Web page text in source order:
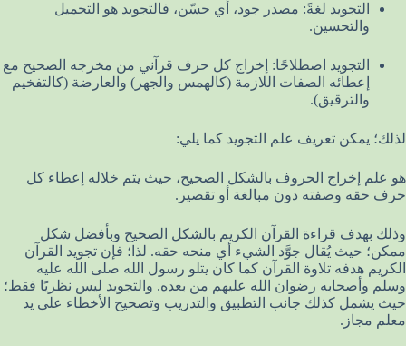
التجويد لغةً: مصدر جود، أي حسّن، فالتجويد هو التجميل
والتحسين.
التجويد اصطلاحًا: إخراج كل حرف قرآني من مخرجه الصحيح مع
إعطائه الصفات اللازمة (كالهمس والجهر) والعارضة (كالتفخيم
والترقيق).
لذلك؛ يمكن تعريف علم التجويد كما يلي:
هو علم إخراج الحروف بالشكل الصحيح، حيث يتم خلاله إعطاء كل
حرف حقه وصفته دون مبالغة أو تقصير.
وذلك بهدف قراءة القرآن الكريم بالشكل الصحيح وبأفضل شكل
ممكن؛ حيث يُقال جوَّد الشيء أي منحه حقه. لذا؛ فإن تجويد القرآن
الكريم هدفه تلاوة القرآن كما كان يتلو رسول الله صلى الله عليه
وسلم وأصحابه رضوان الله عليهم من بعده. والتجويد ليس نظريًا فقط؛
حيث يشمل كذلك جانب التطبيق والتدريب وتصحيح الأخطاء على يد
معلم مجاز.